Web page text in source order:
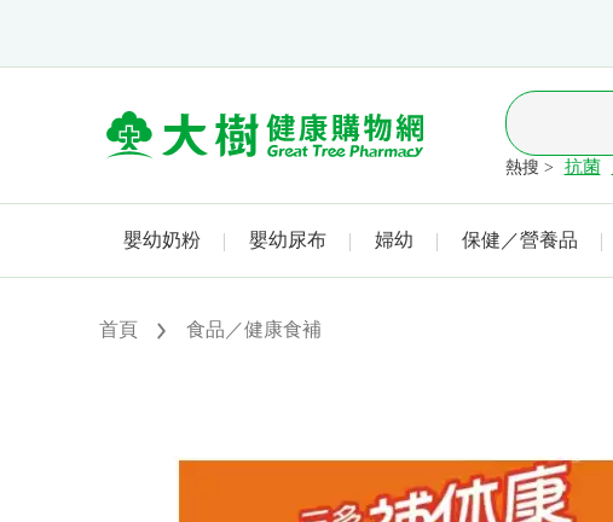
熱搜 > 抗菌
嬰幼奶粉 嬰幼尿布 婦幼 保健／營養品
首頁 食品／健康食補